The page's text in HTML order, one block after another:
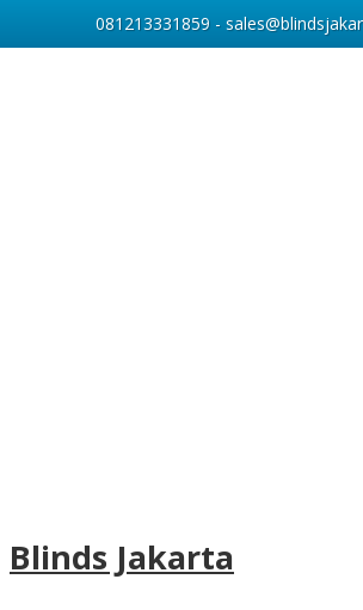
Blinds Jakarta
Tag Archives:
blinds jakarta
081213331859 -